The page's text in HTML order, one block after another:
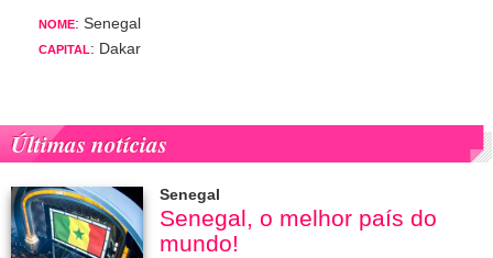
NOME: Senegal
CAPITAL: Dakar
Últimas notícias
Senegal
Senegal, o melhor país do
mundo!